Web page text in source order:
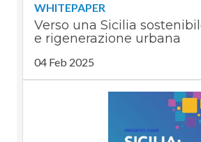
WHITEPAPER
Verso una Sicilia
e rigenerazione urbana
04 Feb 2025